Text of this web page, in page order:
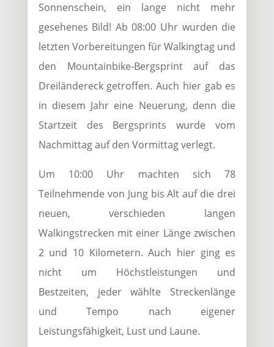
Sonnenschein, ein lange nicht mehr
gesehenes Bild! Ab 08:00 Uhr wurden die
letzten Vorbereitungen für Walkingtag und
den Mountainbike-Bergsprint auf das
Dreiländereck getroffen. Auch hier gab es
in diesem Jahr eine Neuerung, denn die
Startzeit des Bergsprints wurde vom
Nachmittag auf den Vormittag verlegt.
Um 10:00 Uhr machten sich 78
Teilnehmende von Jung bis Alt auf die drei
neuen, verschieden langen
Walkingstrecken mit einer Länge zwischen
2 und 10 Kilometern. Auch hier ging es
nicht um Höchstleistungen und
Bestzeiten, jeder wählte Streckenlänge
und Tempo nach eigener
Leistungsfähigkeit, Lust und Laune.